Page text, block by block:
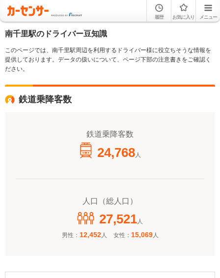
履歴 お気に入り メニュー
南千里駅のドライバー豆知識
このページでは、南千里駅周辺を利用するドライバー様に役立ちそうな情報を
提供しております。データの扱いについて、ページ下部の注意書きをご確認く
ださい。
鉄道乗降客数
鉄道乗降客数
24,768人
人口（総人口）
27,521 人
男性： 12,452人 女性： 15,069人